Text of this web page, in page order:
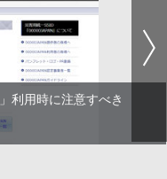
利用時に注意すべき